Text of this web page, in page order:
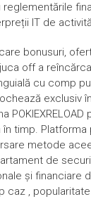
IT de
bonusuri,
off a
cu comp
timp.
metode
de
și financiare
,